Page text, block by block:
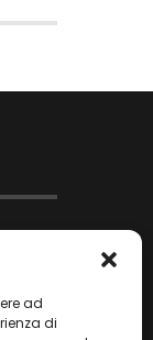
ad
di